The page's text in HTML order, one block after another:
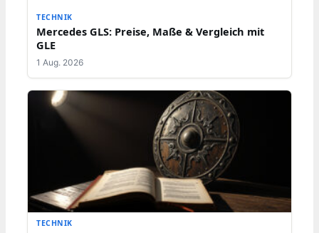
TECHNIK
Mercedes GLS: Preise, Maße & Vergleich mit
GLE
1 Aug. 2026
TECHNIK